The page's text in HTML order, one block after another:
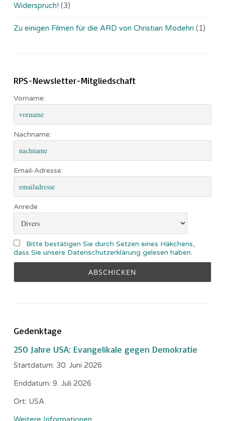
Widerspruch! (3)
Zu einigen Filmen für die ARD von Christian Modehn (1)
RPS-Newsletter-Mitgliedschaft
Vorname:
Nachname:
Email-Adresse:
Anrede
Bitte bestätigen Sie durch Setzen eines Häkchens,
dass Sie unsere Datenschutzerklärung gelesen haben.
Gedenktage
250 Jahre USA: Evangelikale gegen Demokratie
Startdatum: 30. Juni 2026
Enddatum: 9. Juli 2026
Ort: USA